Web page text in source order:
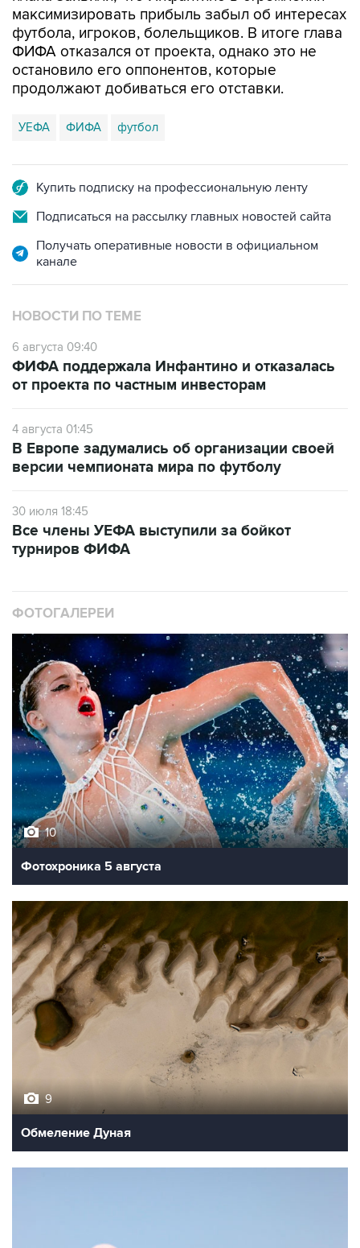
максимизировать прибыль забыл об интересах
футбола, игроков, болельщиков. В итоге глава
ФИФА отказался от проекта, однако это не
остановило его оппонентов, которые
продолжают добиваться его отставки.
УЕФА ФИФА футбол
Купить подписку на профессиональную ленту
Подписаться на рассылку главных новостей сайта
Получать оперативные новости в официальном
канале
НОВОСТИ ПО ТЕМЕ
6 августа 09:40
ФИФА поддержала Инфантино и отказалась
от проекта по частным инвесторам
4 августа 01:45
В Европе задумались об организации своей
версии чемпионата мира по футболу
30 июля 18:45
Все члены УЕФА выступили за бойкот
турниров ФИФА
ФОТОГАЛЕРЕИ
10
Фотохроника 5 августа
9
Обмеление Дуная